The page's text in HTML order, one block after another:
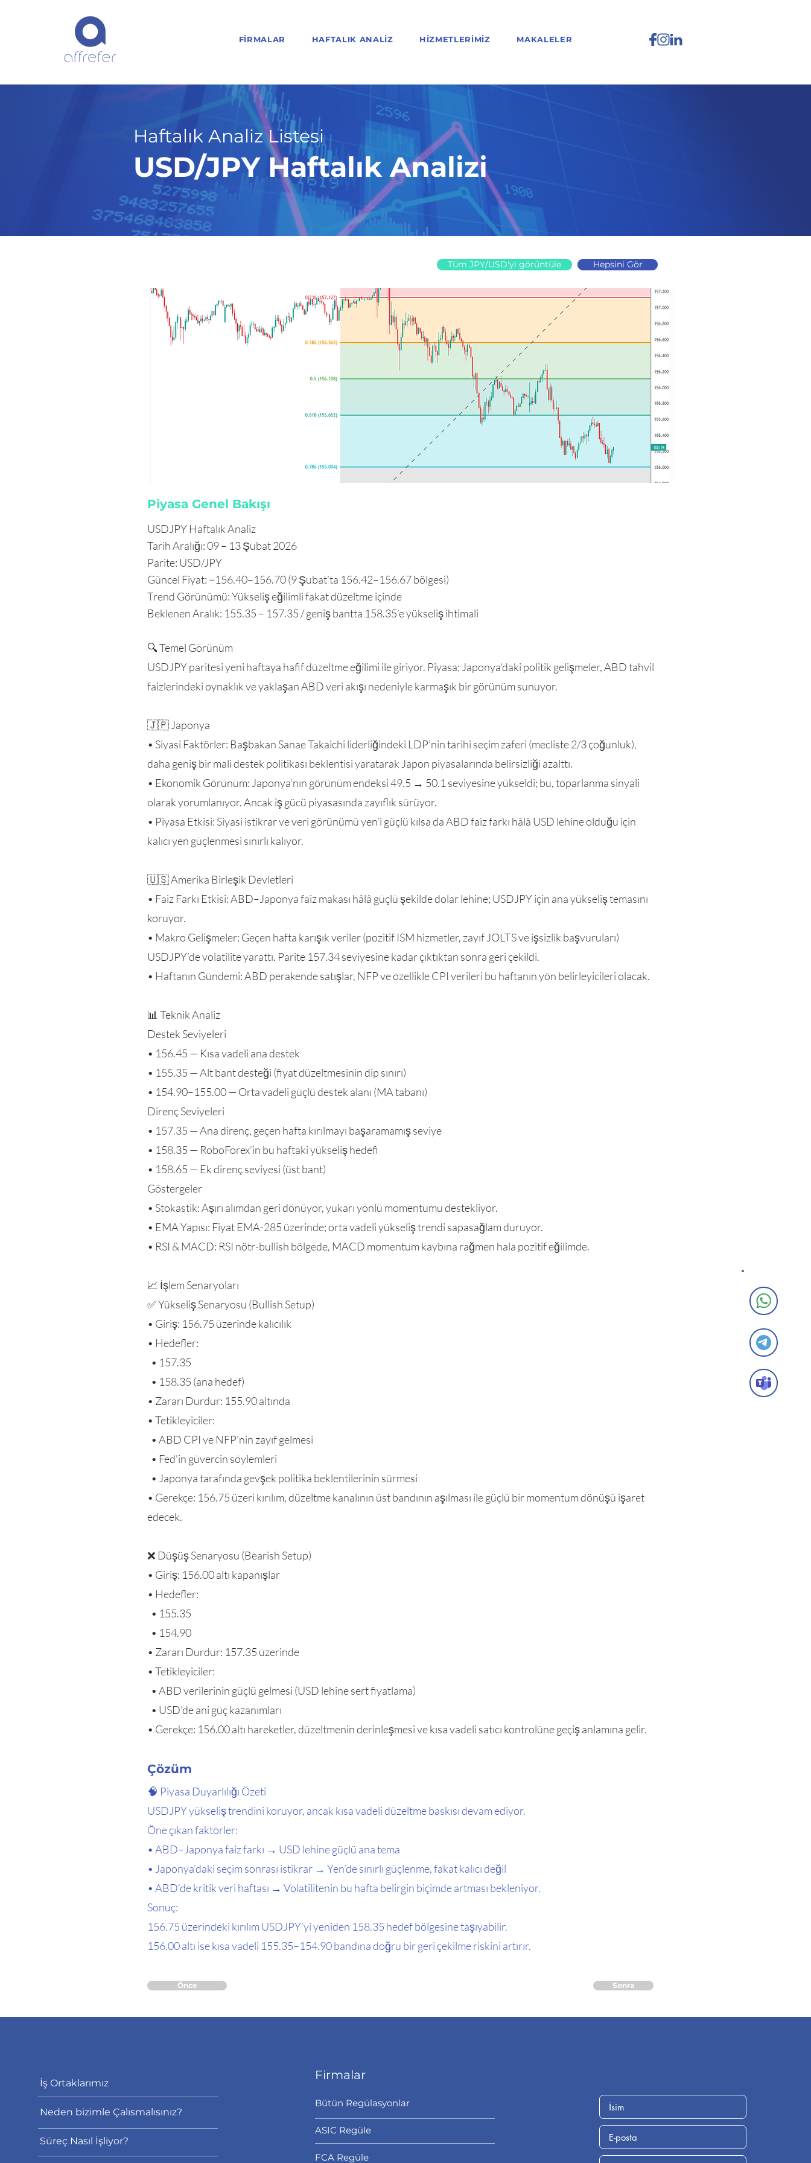
FIRMALAR HAFTALIK ANALIZ HIZMETLERIMIZ MAKALELER
Haftalık Analiz Listesi
USD/JPY Haftalık Analizi
09.02.26
Tüm JPY/USD'yi görüntüle Hepsini Gör
Piyasa Genel Bakışı
USDJPY Haftalık Analiz
Tarih Aralığı: 09 – 13 Şubat 2026
Parite: USD/JPY
Güncel Fiyat: ~156.40–156.70 (9 Şubat’ta 156.42–156.67 bölgesi)
Trend Görünümü: Yükseliş eğilimli fakat düzeltme içinde
Beklenen Aralık: 155.35 – 157.35 / geniş bantta 158.35’e yükseliş ihtimali
🔍 Temel Görünüm
USDJPY paritesi yeni haftaya hafif düzeltme eğilimi ile giriyor. Piyasa; Japonya’daki politik gelişmeler, ABD tahvil
faizlerindeki oynaklık ve yaklaşan ABD veri akışı nedeniyle karmaşık bir görünüm sunuyor.
🇯🇵 Japonya
• Siyasi Faktörler: Başbakan Sanae Takaichi liderliğindeki LDP’nin tarihi seçim zaferi (mecliste 2/3 çoğunluk),
daha geniş bir mali destek politikası beklentisi yaratarak Japon piyasalarında belirsizliği azalttı.
• Ekonomik Görünüm: Japonya’nın görünüm endeksi 49.5 → 50.1 seviyesine yükseldi; bu, toparlanma sinyali
olarak yorumlanıyor. Ancak iş gücü piyasasında zayıflık sürüyor.
• Piyasa Etkisi: Siyasi istikrar ve veri görünümü yen’i güçlü kılsa da ABD faiz farkı hâlâ USD lehine olduğu için
kalıcı yen güçlenmesi sınırlı kalıyor.
🇺🇸 Amerika Birleşik Devletleri
• Faiz Farkı Etkisi: ABD–Japonya faiz makası hâlâ güçlü şekilde dolar lehine; USDJPY için ana yükseliş temasını
koruyor.
• Makro Gelişmeler: Geçen hafta karışık veriler (pozitif ISM hizmetler, zayıf JOLTS ve işsizlik başvuruları)
USDJPY’de volatilite yarattı. Parite 157.34 seviyesine kadar çıktıktan sonra geri çekildi.
• Haftanın Gündemi: ABD perakende satışlar, NFP ve özellikle CPI verileri bu haftanın yön belirleyicileri olacak.
📊 Teknik Analiz
Destek Seviyeleri
• 156.45 — Kısa vadeli ana destek
• 155.35 — Alt bant desteği (fiyat düzeltmesinin dip sınırı)
• 154.90–155.00 — Orta vadeli güçlü destek alanı (MA tabanı)
Direnç Seviyeleri
• 157.35 — Ana direnç, geçen hafta kırılmayı başaramamış seviye
• 158.35 — RoboForex’in bu haftaki yükseliş hedefi
• 158.65 — Ek direnç seviyesi (üst bant)
Göstergeler
• Stokastik: Aşırı alımdan geri dönüyor, yukarı yönlü momentumu destekliyor.
• EMA Yapısı: Fiyat EMA-285 üzerinde; orta vadeli yükseliş trendi sapasağlam duruyor.
• RSI & MACD: RSI nötr-bullish bölgede, MACD momentum kaybına rağmen hala pozitif eğilimde.
📈 İşlem Senaryoları
✅ Yükseliş Senaryosu (Bullish Setup)
• Giriş: 156.75 üzerinde kalıcılık
• Hedefler:
• 157.35
• 158.35 (ana hedef)
• Zararı Durdur: 155.90 altında
• Tetikleyiciler:
• ABD CPI ve NFP’nin zayıf gelmesi
• Fed’in güvercin söylemleri
• Japonya tarafında gevşek politika beklentilerinin sürmesi
• Gerekçe: 156.75 üzeri kırılım, düzeltme kanalının üst bandının aşılması ile güçlü bir momentum dönüşü işaret
edecek.
❌ Düşüş Senaryosu (Bearish Setup)
• Giriş: 156.00 altı kapanışlar
• Hedefler:
• 155.35
• 154.90
• Zararı Durdur: 157.35 üzerinde
• Tetikleyiciler:
• ABD verilerinin güçlü gelmesi (USD lehine sert fiyatlama)
• USD’de ani güç kazanımları
• Gerekçe: 156.00 altı hareketler, düzeltmenin derinleşmesi ve kısa vadeli satıcı kontrolüne geçiş anlamına gelir.
Çözüm
🧠 Piyasa Duyarlılığı Özeti
USDJPY yükseliş trendini koruyor, ancak kısa vadeli düzeltme baskısı devam ediyor.
Öne çıkan faktörler:
• ABD–Japonya faiz farkı → USD lehine güçlü ana tema
• Japonya’daki seçim sonrası istikrar → Yen’de sınırlı güçlenme, fakat kalıcı değil
• ABD’de kritik veri haftası → Volatilitenin bu hafta belirgin biçimde artması bekleniyor.
Sonuç:
156.75 üzerindeki kırılım USDJPY’yi yeniden 158.35 hedef bölgesine taşıyabilir.
156.00 altı ise kısa vadeli 155.35–154.90 bandına doğru bir geri çekilme riskini artırır.
Önce Sonra
İş Ortaklarımız
Neden bizimle Çalısmalısınız?
Süreç Nasıl İşliyor?
Firmalar
Bütün Regülasyonlar
ASIC Regüle
FCA Regüle